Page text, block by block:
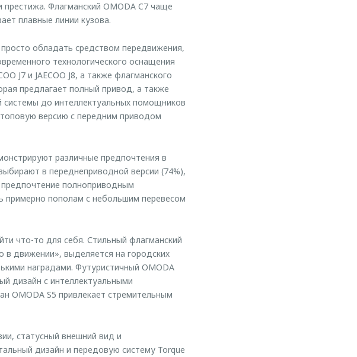
Флагманский OMODA C7 чаще
плавные линии кузова.
обладать средством передвижения,
технологического оснащения
J7 и JAECOO J8, а также флагманского
предлагает полный привод, а также
до интеллектуальных помощников
версию с передним приводом
различные предпочтения в
в переднеприводной версии (74%),
полноприводным
примерно пополам с небольшим перевесом
что-то для себя. Стильный флагманский
в движении», выделяется на городских
наградами. Футуристичный OMODA
дизайн с интеллектуальными
OMODA S5 привлекает стремительным
статусный внешний вид и
дизайн и передовую систему Torque